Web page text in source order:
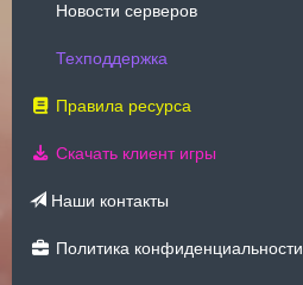
Новости серверов
Техподдержка
Правила ресурса
Скачать клиент игры
Наши контакты
Политика конфиденциальности